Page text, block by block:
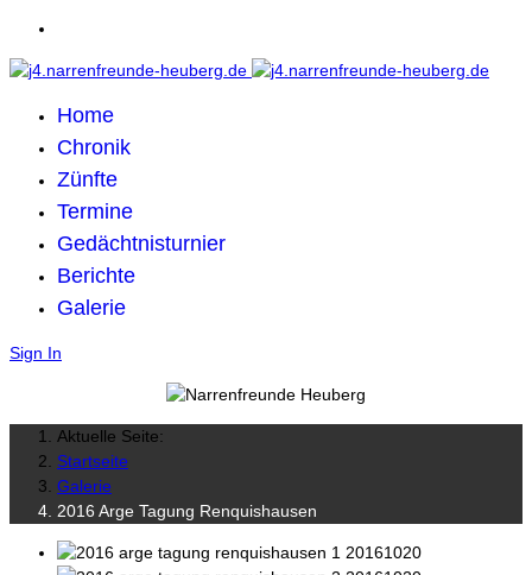
Home
Chronik
Zünfte
Termine
Gedächtnisturnier
Berichte
Galerie
Sign In
Aktuelle Seite:
Startseite
Galerie
2016 Arge Tagung Renquishausen